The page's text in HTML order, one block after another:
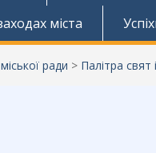
міста
ради > Палітра свят